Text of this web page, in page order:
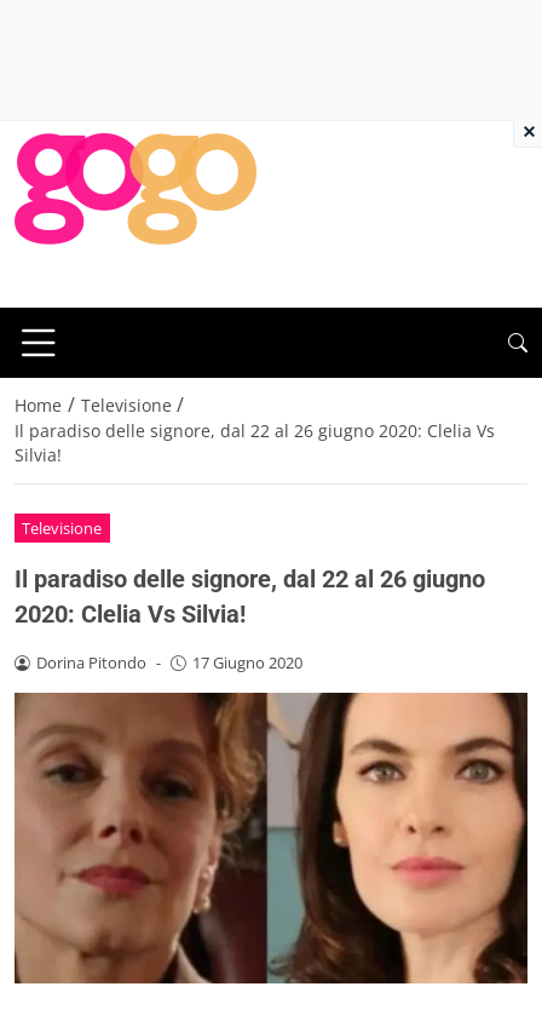
Home / Televisione /
Il paradiso delle signore, dal 22 al 26 giugno 2020: Clelia Vs
Silvia!
Televisione
Il paradiso delle signore, dal 22 al 26 giugno
2020: Clelia Vs Silvia!
Dorina Pitondo - 17 Giugno 2020
×